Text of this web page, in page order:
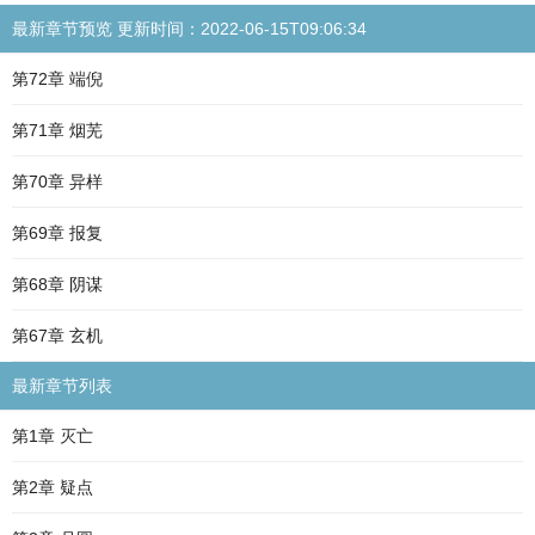
最新章节预览 更新时间：2022-06-15T09:06:34
第72章 端倪
第71章 烟芜
第70章 异样
第69章 报复
第68章 阴谋
第67章 玄机
最新章节列表
第1章 灭亡
第2章 疑点